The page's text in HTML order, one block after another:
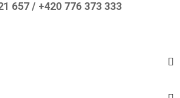
657 / +420 776 373 333